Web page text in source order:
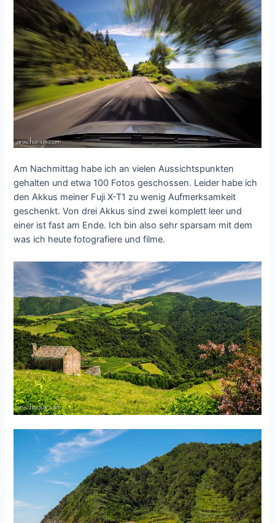
Am Nachmittag habe ich an vielen Aussichtspunkten
gehalten und etwa 100 Fotos geschossen. Leider habe ich
den Akkus meiner Fuji X-T1 zu wenig Aufmerksamkeit
geschenkt. Von drei Akkus sind zwei komplett leer und
einer ist fast am Ende. Ich bin also sehr sparsam mit dem
was ich heute fotografiere und filme.